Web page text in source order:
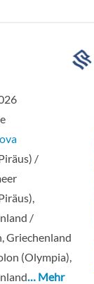
/
/
Griechenland
(Olympia),
… Mehr